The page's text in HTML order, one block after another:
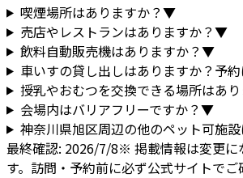
喫煙場所はありますか？▼
売店やレストランはありますか？▼
飲料自動販売機はありますか？▼
車いすの貸し出しはありますか？予
授乳やおむつを交換できる場所はあり
会場内はバリアフリーですか？▼
神奈川県旭区周辺の他のペット可施設
最終確認: 2026/7/8※ 掲載情報は変更に
す。訪問・予約前に必ず公式サイトでご